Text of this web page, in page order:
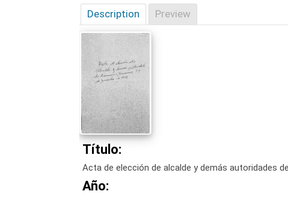
Description Preview
Título:
Acta de elección de alcalde y demás autoridades
Año: